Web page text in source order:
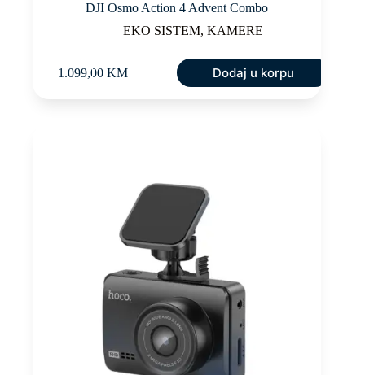
DJI Osmo Action 4 Advent Combo
EKO SISTEM,KAMERE
1.099,00 KM Dodaj u korpu